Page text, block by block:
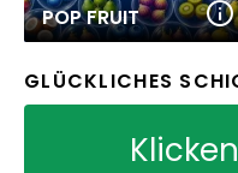
POP FRUIT
GLÜCKLICHES